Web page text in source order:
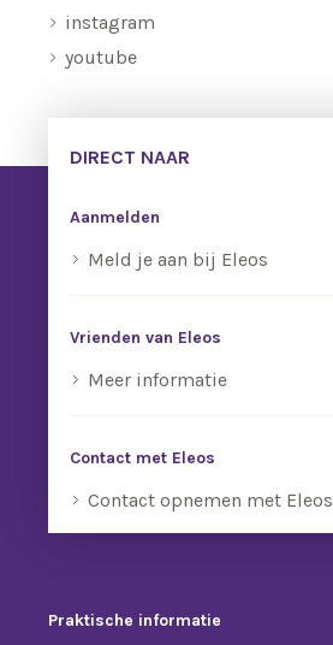
instagram
youtube
DIRECT NAAR
Aanmelden
Meld je aan bij Eleos
Vrienden van Eleos
Meer informatie
Contact met Eleos
Contact opnemen met Eleos
Praktische informatie